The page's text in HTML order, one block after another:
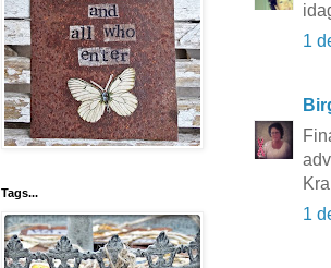
1
1
Tags...